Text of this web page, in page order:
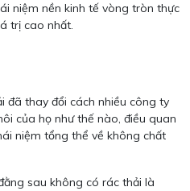
niệm nền kinh tế vòng tròn thực
trị cao nhất.
đã thay đổi cách nhiều công ty
của họ như thế nào, điều quan
niệm tổng thể về không chất
sau không có rác thải là